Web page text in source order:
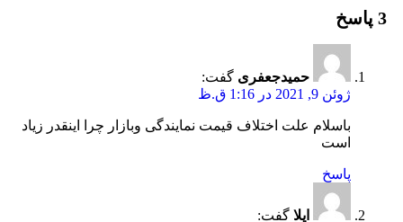
3 پاسخ
حمیدجعفری گفت:
ژوئن 9, 2021 در 1:16 ق.ظ
باسلام علت اختلاف قیمت نمایندگی وبازار چرا اینقدر زیاد
است
پاسخ
ایلا گفت: